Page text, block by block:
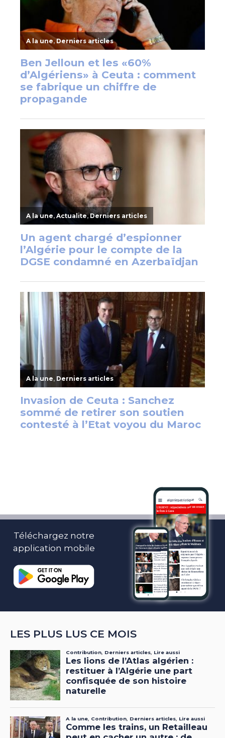
Téléchargez notre
application mobile
LES PLUS LUS CE MOIS